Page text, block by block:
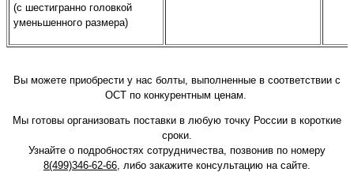
(с шестигранно головкой
уменьшенного размера)
Вы можете приобрести у нас болты, выполненные в соответствии с
ОСТ по конкурентным ценам.
Мы готовы организовать поставки в любую точку России в короткие
сроки.
Узнайте о подробностях сотрудничества, позвонив по номеру
8(499)346-62-66 , либо закажите консультацию на сайте.